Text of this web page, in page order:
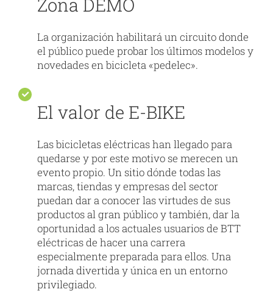
La organización habilitará un circuito donde
el público puede probar los últimos modelos y
novedades en bicicleta «pedelec».
El valor de E-BIKE
Las bicicletas eléctricas han llegado para
quedarse y por este motivo se merecen un
evento propio. Un sitio dónde todas las
marcas, tiendas y empresas del sector
puedan dar a conocer las virtudes de sus
productos al gran público y también, dar la
oportunidad a los actuales usuarios de BTT
eléctricas de hacer una carrera
especialmente preparada para ellos. Una
jornada divertida y única en un entorno
privilegiado.